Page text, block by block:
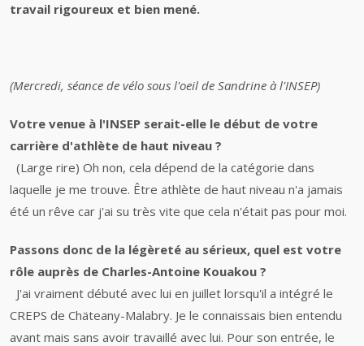
travail rigoureux et bien mené.
(Mercredi, séance de vélo sous l'oeil de Sandrine à l'INSEP)
Votre venue à l'INSEP serait-elle le début de votre
carrière d'athlète de haut niveau ?
(Large rire) Oh non, cela dépend de la catégorie dans
laquelle je me trouve. Être athlète de haut niveau n'a jamais
été un rêve car j'ai su très vite que cela n'était pas pour moi.
Passons donc de la légèreté au sérieux, quel est votre
rôle auprès de Charles-Antoine Kouakou ?
J'ai vraiment débuté avec lui en juillet lorsqu'il a intégré le
CREPS de Chäteany-Malabry. Je le connaissais bien entendu
avant mais sans avoir travaillé avec lui. Pour son entrée, le